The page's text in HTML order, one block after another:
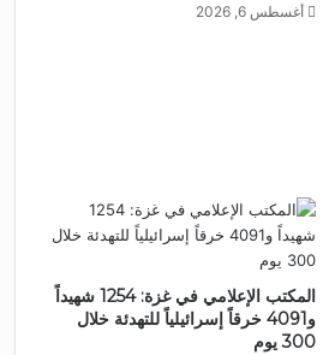
أغسطس 6, 2026
المكتب الإعلامي في غزة: 1254 شهيداً
و4091 خرقاً إسرائيلياً للتهدئة خلال
300 يوم